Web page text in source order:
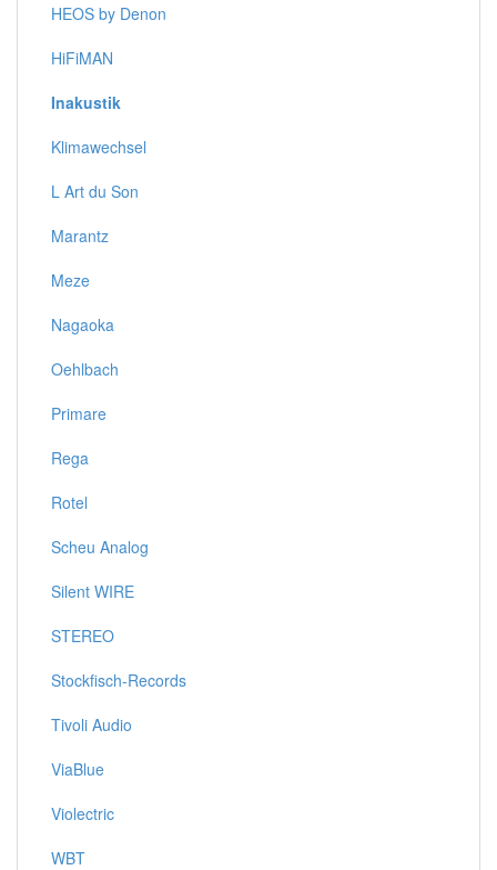
HEOS by Denon
HiFiMAN
Inakustik
Klimawechsel
L Art du Son
Marantz
Meze
Nagaoka
Oehlbach
Primare
Rega
Rotel
Scheu Analog
Silent WIRE
STEREO
Stockfisch-Records
Tivoli Audio
ViaBlue
Violectric
WBT